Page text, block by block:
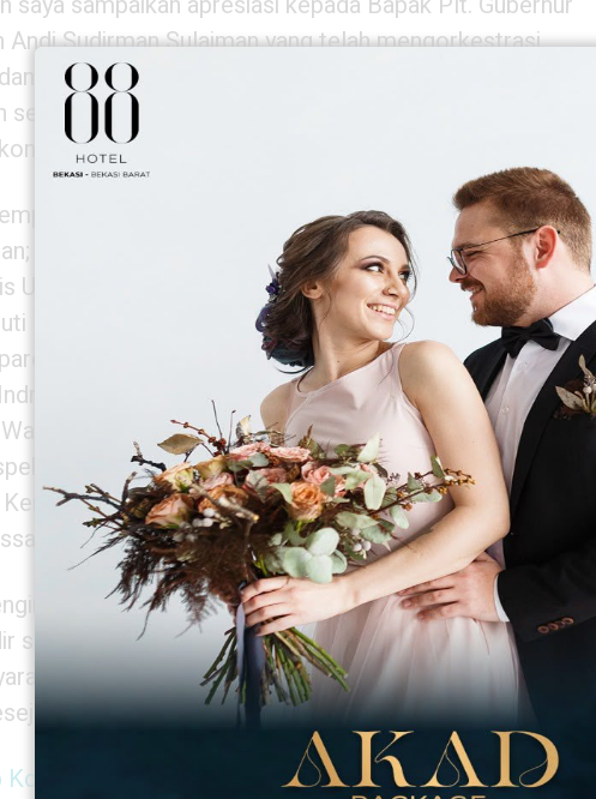
Andi Sudirman Sulaiman yang telah mengorkestrasi
walikota untuk hadir, menyinergikan satu harapan baru
sektor pariwisata dan ekonomi kreatif sebagai bagian
kata Menparekraf Sandiaga Uno.
tersebut Plt. Gubernur Sulawesi Selatan Andi
Sekretaris Kementerian Pariwisata dan Ekonomi
Utama Badan Pariwisata dan Ekonomi Kreatif Ni Wayan
Bidang Produk Wisata dan Penyelenggaraan Kegiatan
Rizki Handayani; Direktur Tata Kelola Destinasi
Ni Tua; Direktur Pengembangan Destinasi II
Gunawan; Direktur Event Daerah Kemenparekraf
I Kemenparekraf Bayu Aji; Direktur Infrastruktur
Hariyanto; serta Direktur Politeknik
Muhammad Arifin.
pariwisata yang juga didorong melalui inovasi
sebagai solusi dalam penciptaan peluang-peluang baru
sehingga dapat menciptakan lapangan kerja,
masyarakat.
Konro Kuliner Khas Makasar Sulawesi Selatan